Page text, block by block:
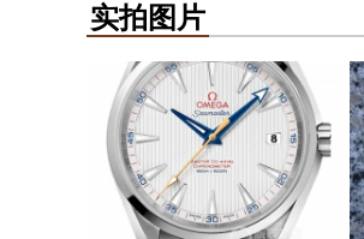
实拍图片